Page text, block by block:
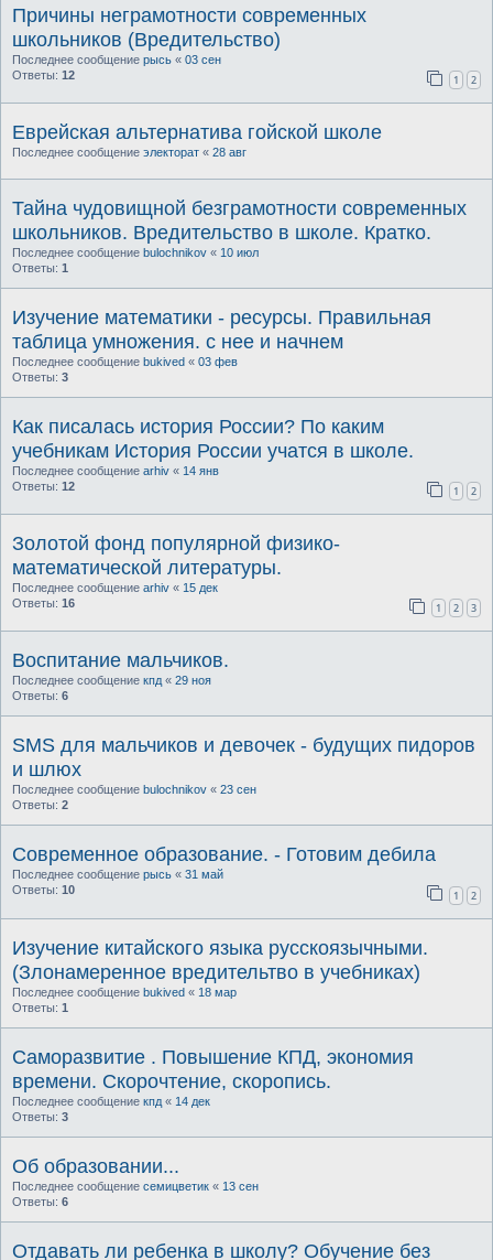
Причины неграмотности современных
школьников (Вредительство)
Последнее сообщение рысь « 03 сен
Ответы: 12 1 2
Еврейская альтернатива гойской школе
Последнее сообщение электорат « 28 авг
Тайна чудовищной безграмотности современных
школьников. Вредительство в школе. Кратко.
Последнее сообщение bulochnikov « 10 июл
Ответы: 1
Изучение математики - ресурсы. Правильная
таблица умножения. с нее и начнем
Последнее сообщение bukived « 03 фев
Ответы: 3
Как писалась история России? По каким
учебникам История России учатся в школе.
Последнее сообщение arhiv « 14 янв
Ответы: 12 1 2
Золотой фонд популярной физико-
математической литературы.
Последнее сообщение arhiv « 15 дек
Ответы: 16 1 2 3
Воспитание мальчиков.
Последнее сообщение кпд« 29 ноя
Ответы: 6
SMS для мальчиков и девочек - будущих пидоров
и шлюх
Последнее сообщение bulochnikov « 23 сен
Ответы: 2
Современное образование. - Готовим дебила
Последнее сообщение рысь « 31 май
Ответы: 10 1 2
Изучение китайского языка русскоязычными.
(Злонамеренное вредительтво в учебниках)
Последнее сообщение bukived « 18 мар
Ответы: 1
Саморазвитие . Повышение КПД, экономия
времени. Скорочтение, скоропись.
Последнее сообщение кпд « 14 дек
Ответы: 3
Об образовании...
Последнее сообщение семицветик « 13 сен
Ответы: 6
Отдавать ли ребенка в школу? Обучение без